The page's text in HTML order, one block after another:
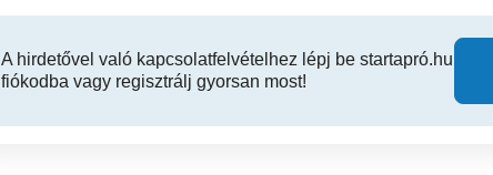
A hirdetővel való kapcsolatfelvételhez lépj be startapró.hu
fiókodba vagy regisztrálj gyorsan most!